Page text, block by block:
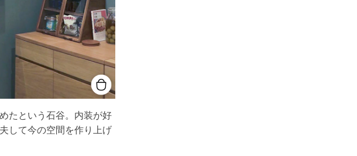
たという石谷。内装が好
して今の空間を作り上げ